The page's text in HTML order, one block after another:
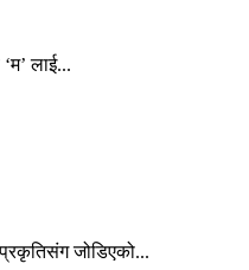
लाई...
जोडिएको...